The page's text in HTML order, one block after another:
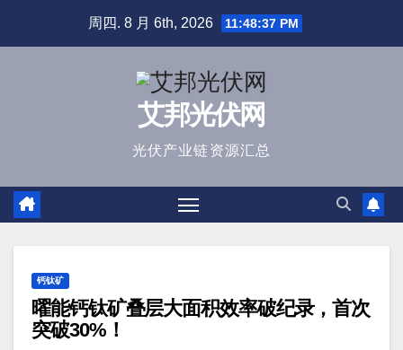
周四. 8 月 6th, 2026 11:48:37 PM
艾邦光伏网
光伏产业链资源汇总
钙钛矿
曜能钙钛矿叠层大面积效率破纪录，首次
突破30%！